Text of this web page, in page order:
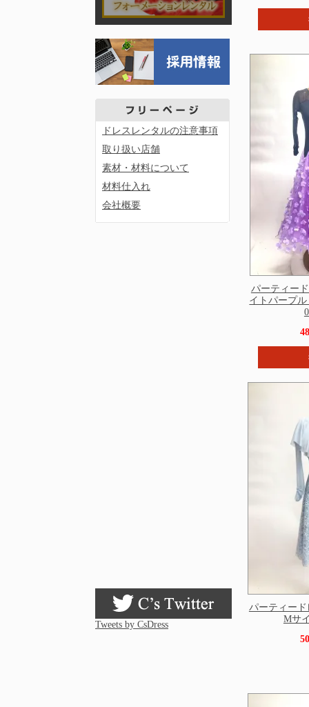
ドレスレンタルの注意事項
取り扱い店舗
素材・材料について
材料仕入れ
会社概要
Tweets by CsDress
パーティー
イトパープ
パーティー
Mサ